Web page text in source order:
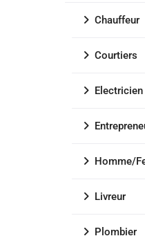
Chauffeur
Courtiers
Electricien
Homme/
Livreur
Plombier